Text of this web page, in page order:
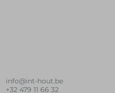
info@int-hout.be
+32 479 11 66 32